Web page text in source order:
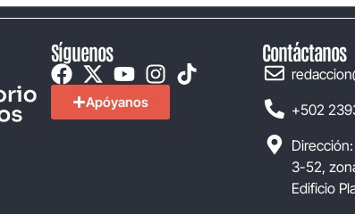
Síguenos
Apóyanos
Contáctanos
+502
3-52,
Edificio